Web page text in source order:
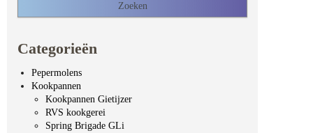
Categorieën
Pepermolens
Kookpannen
Kookpannen Gietijzer
RVS kookgerei
Spring Brigade GLi